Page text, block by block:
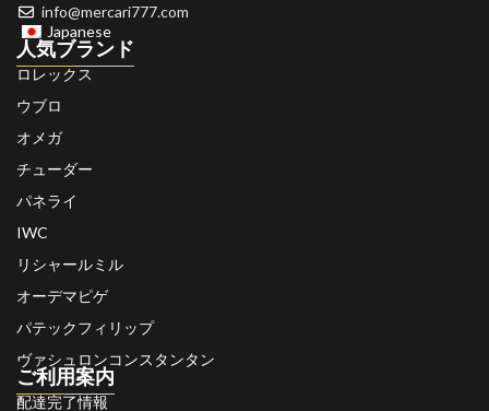
info@mercari777.com
Japanese
人気ブランド
ロレックス
ウブロ
オメガ
チューダー
パネライ
IWC
リシャールミル
オーデマピゲ
パテックフィリップ
ヴァシュロンコンスタンタン
ご利用案内
配達完了情報